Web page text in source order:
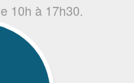
10h à 17h30.